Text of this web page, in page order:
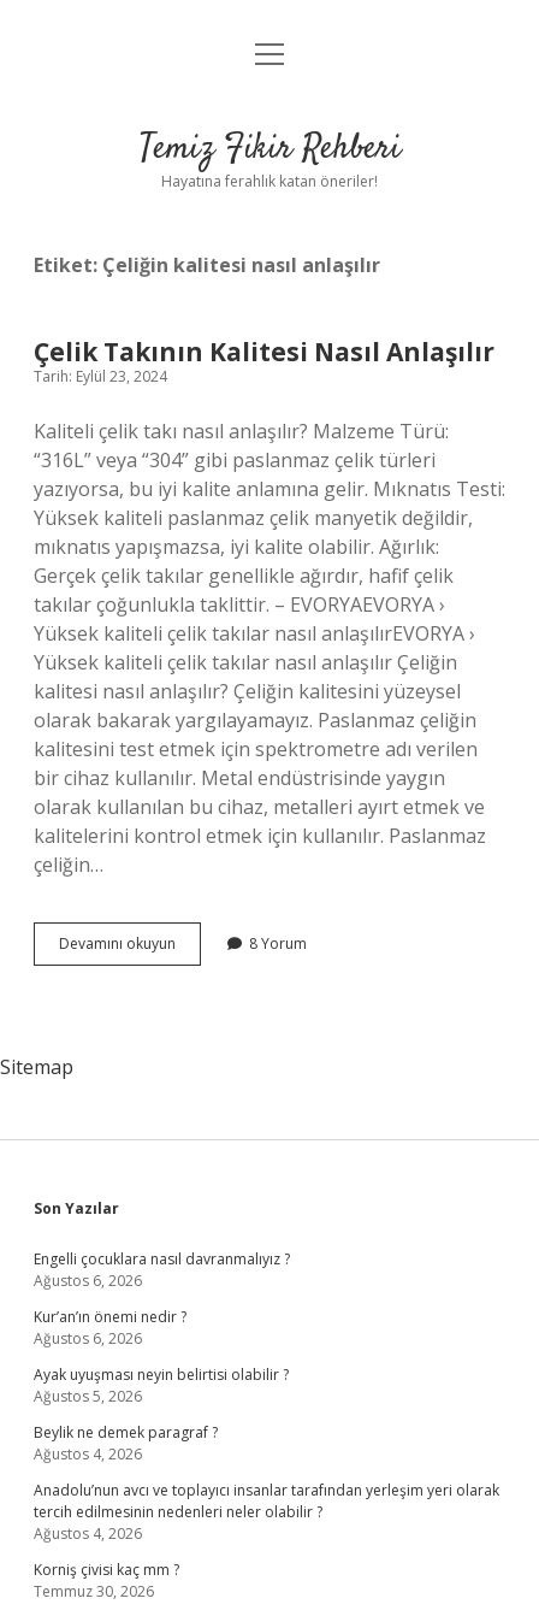
Anasayfa
Yasal Uyarı
menüyü
Temiz Fikir Rehberi
Hayatına ferahlık katan öneriler!
Etiket: Çeliğin kalitesi nasıl anlaşılır
Çelik Takının Kalitesi Nasıl Anlaşılır
Tarih: Eylül 23, 2024
Kaliteli çelik takı nasıl anlaşılır? Malzeme Türü:
“316L” veya “304” gibi paslanmaz çelik türleri
yazıyorsa, bu iyi kalite anlamına gelir. Mıknatıs Testi:
Yüksek kaliteli paslanmaz çelik manyetik değildir,
mıknatıs yapışmazsa, iyi kalite olabilir. Ağırlık:
Gerçek çelik takılar genellikle ağırdır, hafif çelik
takılar çoğunlukla taklittir. – EVORYAEVORYA ›
Yüksek kaliteli çelik takılar nasıl anlaşılırEVORYA ›
Yüksek kaliteli çelik takılar nasıl anlaşılır Çeliğin
kalitesi nasıl anlaşılır? Çeliğin kalitesini yüzeysel
olarak bakarak yargılayamayız. Paslanmaz çeliğin
kalitesini test etmek için spektrometre adı verilen
bir cihaz kullanılır. Metal endüstrisinde yaygın
olarak kullanılan bu cihaz, metalleri ayırt etmek ve
kalitelerini kontrol etmek için kullanılır. Paslanmaz
çeliğin…
Devamını okuyun
Takının
8 Yorum
Sitemap
Sidebar
Son Yazılar
Engelli çocuklara nasıl davranmalıyız ?
Ağustos 6, 2026
Kur’an’ın önemi nedir ?
Ağustos 6, 2026
Ayak uyuşması neyin belirtisi olabilir ?
Ağustos 5, 2026
Beylik ne demek paragraf ?
Ağustos 4, 2026
Anadolu’nun avcı ve toplayıcı insanlar tarafından yerleşim yeri olarak
tercih edilmesinin nedenleri neler olabilir ?
Ağustos 4, 2026
Korniş çivisi kaç mm ?
Temmuz 30, 2026